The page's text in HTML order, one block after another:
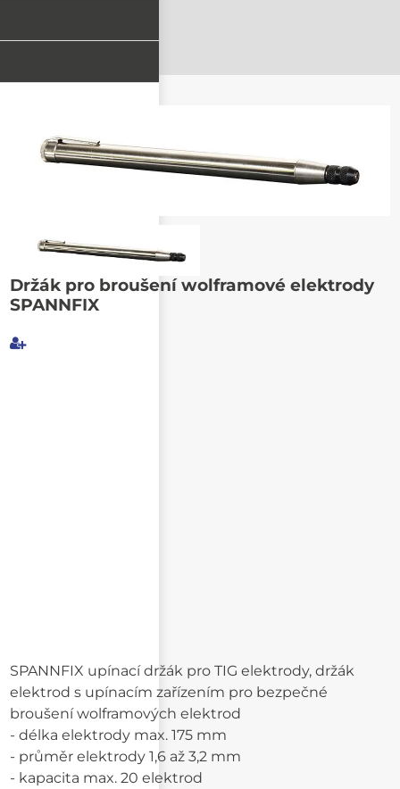
Držák pro broušení wolframové elektrody
SPANNFIX
Poslat známému
SPANNFIX upínací držák pro TIG elektrody, držák
elektrod s upínacím zařízením pro bezpečné
broušení wolframových elektrod
- délka elektrody max. 175 mm
- průměr elektrody 1,6 až 3,2 mm
- kapacita max. 20 elektrod